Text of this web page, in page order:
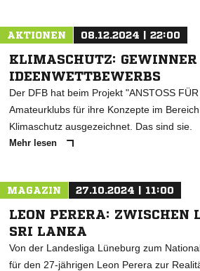
NACHRICHT
* Pflichtfelder
AKTIONEN 08.12.2024 | 22:00
KLIMASCHUTZ: GEWINNER
IDEENWETTBEWERBS
Der DFB hat beim Projekt "ANSTOSS
Amateurklubs für ihre Konzepte im
Klimaschutz ausgezeichnet. Das sind sie.
Mehr lesen
MAGAZIN 27.10.2024 | 11:00
LEON PERERA: ZWISCHEN
SRI LANKA
Von der Landesliga Lüneburg zum
für den 27-jährigen Leon Perera zur